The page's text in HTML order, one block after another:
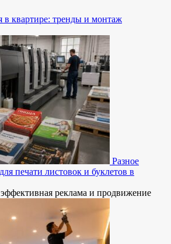
в квартире: тренды и монтаж
Разное
печати листовок и буклетов в
реклама и продвижение